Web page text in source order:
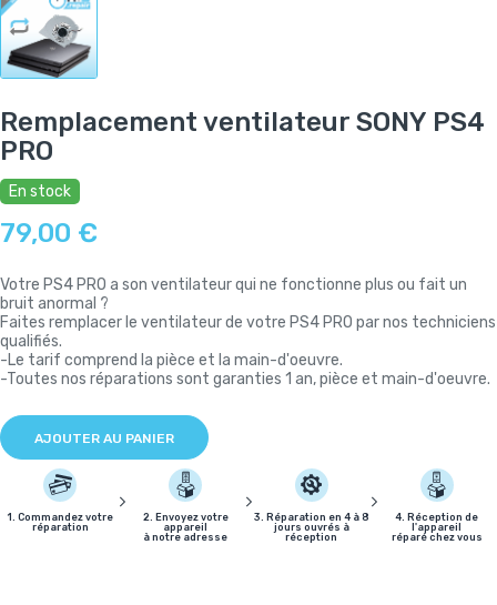
Remplacement ventilateur SONY PS4
PRO
En stock
79,00 €
Votre PS4 PRO a son ventilateur qui ne fonctionne plus ou fait un
bruit anormal ?
Faites remplacer le ventilateur de votre PS4 PRO par nos techniciens
qualifiés.
-Le tarif comprend la pièce et la main-d'oeuvre.
-Toutes nos réparations sont garanties 1 an, pièce et main-d'oeuvre.
AJOUTER AU PANIER
1. Commandez votre
réparation
2. Envoyez votre
appareil
à notre adresse
3. Réparation en 4 à 8
jours ouvrés à
réception
4. Réception de
l'appareil
réparé chez vous